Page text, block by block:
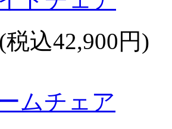
税込42,900円)
ムチェア